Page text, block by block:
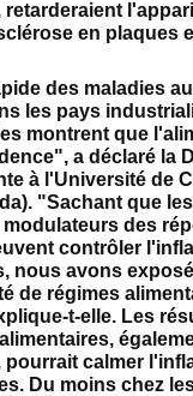
retarderaient
en plaques
des maladies
les pays
montrent que
a déclaré la
à l'Université de
"Sachant que
des
contrôler
nous avons
de régimes
t-elle. Les
pourrait calmer
Du moins chez